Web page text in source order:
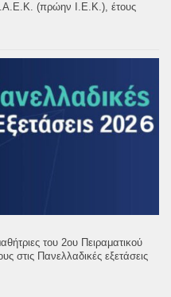
(πρώην Ι.Ε.Κ.), έτους
του 2ου Πειραματικού
στις Πανελλαδικές εξετάσεις